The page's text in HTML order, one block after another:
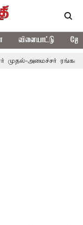
விளையாட்டு
ரங்கசாமி